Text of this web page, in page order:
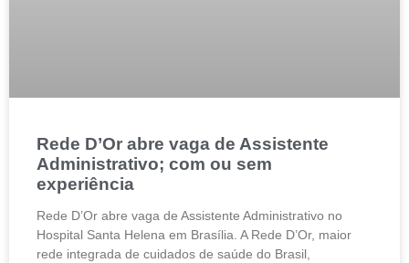
Rede D’Or abre vaga de Assistente
Administrativo; com ou sem
experiência
Rede D’Or abre vaga de Assistente Administrativo no
Hospital Santa Helena em Brasília. A Rede D’Or, maior
rede integrada de cuidados de saúde do Brasil,